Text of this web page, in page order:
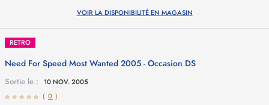
VOIR LA DISPONIBILITÉ EN MAGASIN
RETRO
Need For Speed Most Wanted 2005 - Occasion DS
Sortie le :
10 NOV. 2005
( 0 )